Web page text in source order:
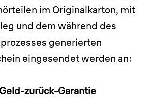
im Originalkarton, mit
und dem während des
generierten
eingesendet werden an:
zurück-Garantie